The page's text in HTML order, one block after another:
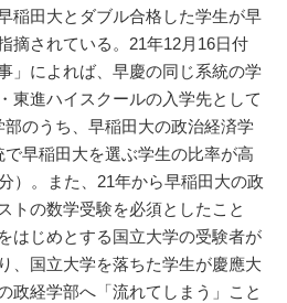
稲田大とダブル合格した学生が早
摘されている。21年12月16日付
」によれば、早慶の同じ系統の学
東進ハイスクールの入学先として
のうち、早稲田大の政治経済学
早稲田大を選ぶ学生の比率が高
）。また、21年から早稲田大の政
トの数学受験を必須としたこと
はじめとする国立大学の受験者が
、国立大学を落ちた学生が慶應大
政経学部へ「流れてしまう」こと